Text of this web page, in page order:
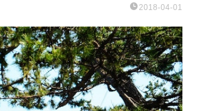
2018-04-01